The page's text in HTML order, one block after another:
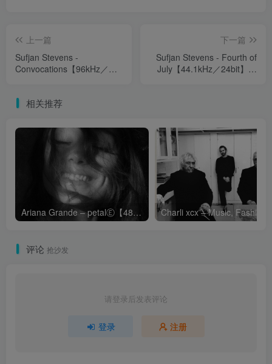
上一篇
Sufjan Stevens -
Convocations【96kHz／
下一篇
Sufjan Stevens - Fourth of
July【44.1kHz／24bit】法
相关推荐
Ariana Grande – petalⒺ【48kHz／24bit】英国区
评论 抢沙发
请登录后发表评论
登录 注册